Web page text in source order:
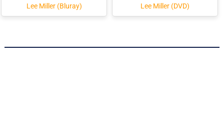
Lee Miller (Bluray) Lee Miller (DVD)